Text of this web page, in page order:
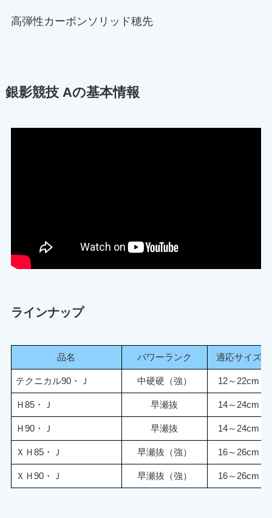
高弾性カーボンソリッド穂先
銀影競技 Aの基本情報
ラインナップ
品名 パワーランク 適応サイズ
テクニカル90・Ｊ 中硬硬（強） 12～22cm
Ｈ85・Ｊ 早瀬抜 14～24cm
Ｈ90・Ｊ 早瀬抜 14～24cm
ＸＨ85・Ｊ 早瀬抜（強） 16～26cm
ＸＨ90・Ｊ 早瀬抜（強） 16～26cm